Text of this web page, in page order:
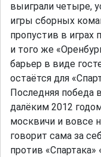
выиграли четыре,
игры сборных
пропустив в играх
и того же
барьер в виде
остаётся для
Последняя победа
далёким 2012
москвичи и вовсе
говорит сама за
против